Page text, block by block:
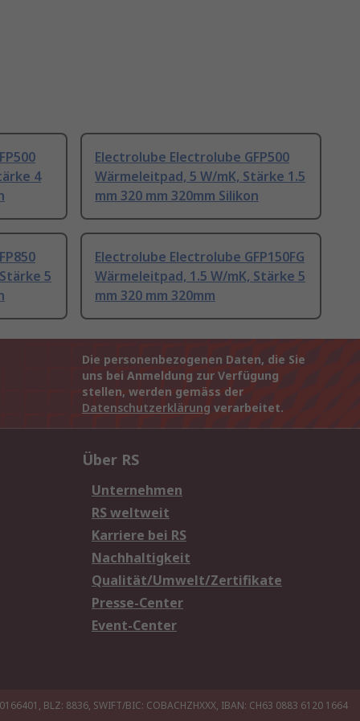
4
Electrolube Electrolube GFP500
Wärmeleitpad, 5 W/mK, Stärke 1.5
mm 320 mm 320mm Silikon
5
Electrolube Electrolube GFP150FG
Wärmeleitpad, 1.5 W/mK, Stärke 5
mm 320 mm 320mm
Die personenbezogenen Daten, die Sie
uns bei Anmeldung zur Verfügung
stellen, werden gemäss der
Datenschutzerklärung verarbeitet.
Über RS
Unternehmen
RS weltweit
Karriere bei RS
Nachhaltigkeit
Qualität/Umwelt/Zertifikate
Presse-Center
Event-Center
BLZ: 8836, SWIFT/BIC: COBACHZHXXX, IBAN: CH63 0883 6120 1664